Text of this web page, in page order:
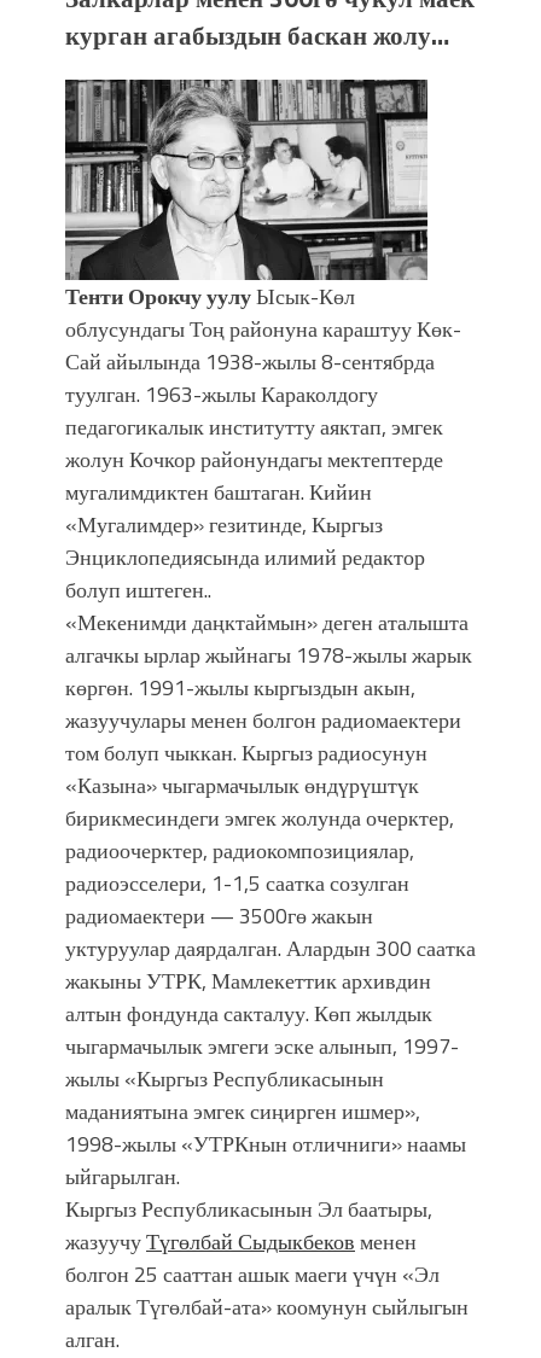
болмок”
курган агабыздын баскан жолу…
Тенти Орокчу уулуЫсык-Көл
облусундагы Тоң районуна караштуу Көк-
Сай айылында 1938-жылы 8-сентябрда
туулган. 1963-жылы Караколдогу
педагогикалык институтту аяктап, эмгек
жолун Кочкор районундагы мектептерде
мугалимдиктен баштаган. Кийин
«Мугалимдер» гезитинде, Кыргыз
Энциклопедиясында илимий редактор
болуп иштеген..
«Мекенимди даңктаймын» деген аталышта
алгачкы ырлар жыйнагы 1978-жылы жарык
көргөн. 1991-жылы кыргыздын акын,
жазуучулары менен болгон радиомаектери
том болуп чыккан. Кыргыз радиосунун
«Казына» чыгармачылык өндүрүштүк
бирикмесиндеги эмгек жолунда очерктер,
радиоочерктер, радиокомпозициялар,
радиоэсселери, 1-1,5 саатка созулган
радиомаектери — 3500гө жакын
уктуруулар даярдалган. Алардын 300 саатка
жакыны УТРК, Мамлекеттик архивдин
алтын фондунда сакталуу. Көп жылдык
чыгармачылык эмгеги эске алынып, 1997-
жылы «Кыргыз Республикасынын
маданиятына эмгек сиңирген ишмер»,
1998-жылы «УТРКнын отличниги» наамы
ыйгарылган.
Кыргыз Республикасынын Эл баатыры,
жазуучуТүгөлбай Сыдыкбековменен
болгон 25 сааттан ашык маеги үчүн «Эл
аралык Түгөлбай-ата» коомунун сыйлыгын
алган.